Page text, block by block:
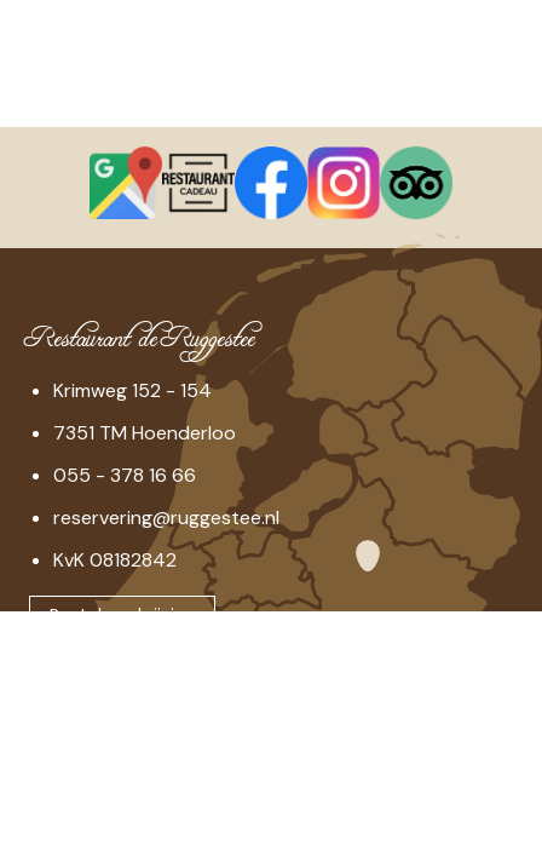
Restaurant de Ruggestee
Krimweg 152 - 154
7351 TM Hoenderloo
055 - 378 16 66
reservering@ruggestee.nl
KvK 08182842
Routebeschrijving